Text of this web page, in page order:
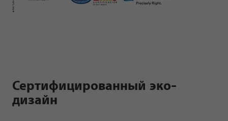
Сертифицированный эко-
дизайн